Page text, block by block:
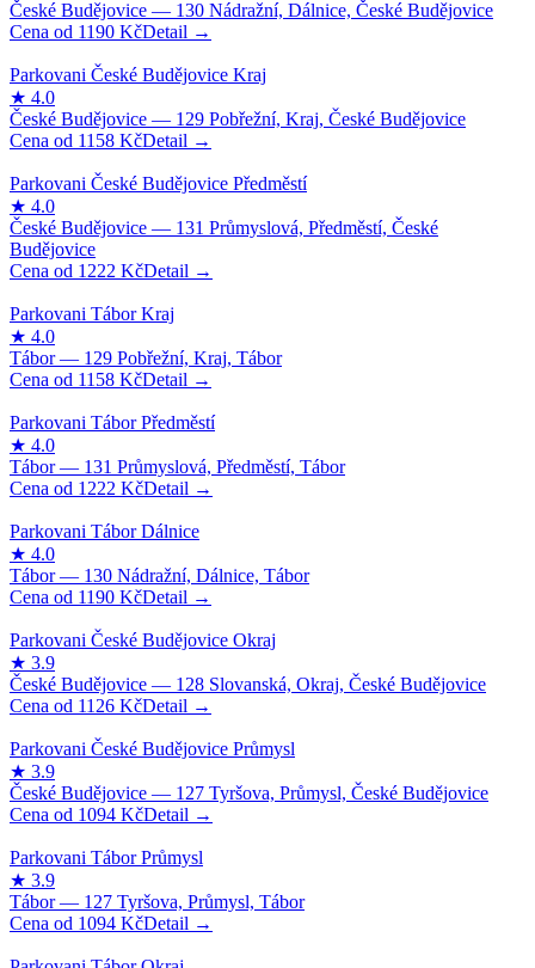
1190 Kč
1158 Kč
1222 Kč
1158 Kč
1222 Kč
1190 Kč
1126 Kč
1094 Kč
1094 Kč